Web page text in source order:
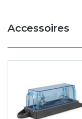
Accessoires